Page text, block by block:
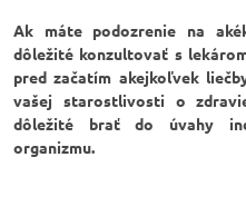
Ak máte podozrenie na
dôležité konzultovať s
pred začatím akejkoľvek
vašej starostlivosti o
dôležité brať do úvahy
organizmu.